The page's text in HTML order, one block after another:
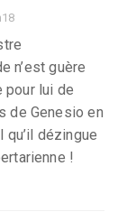
n’est guère
pour lui de
de Genesio en
dézingue
!